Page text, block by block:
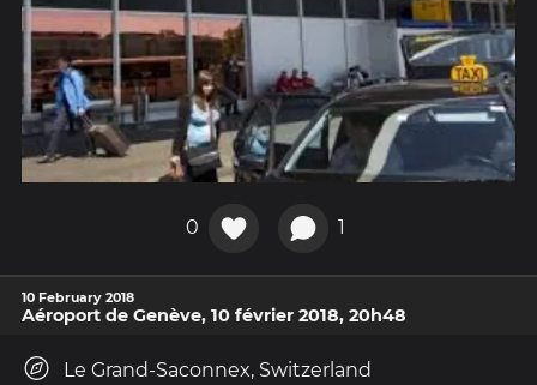
0 1
10 February 2018
Aéroport de Genève, 10 février 2018, 20h48
Le Grand-Saconnex, Switzerland